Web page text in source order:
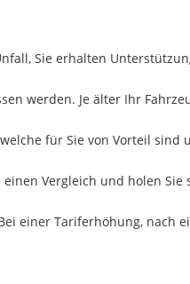
Sie erhalten
werden. Je älter Ihr
für Sie von Vorteil sind
Vergleich und holen Sie
einer Tariferhöhung, nach